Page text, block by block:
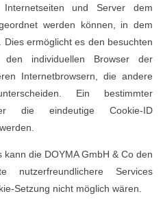
und Server dem
werden können, in dem
ermöglicht es den besuchten
den individuellen Browser der
Internetbrowsern, die andere
Ein bestimmter
die eindeutige Cookie-ID
die DOYMA GmbH & Co den
nutzerfreundlichere Services
Setzung nicht möglich wären.